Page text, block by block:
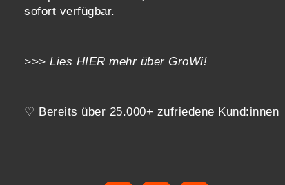
sofort verfügbar.
>>> Lies HIER mehr über GroWi!
♡ Bereits über 25.000+ zufriedene Kund:innen